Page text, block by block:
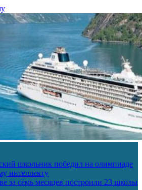
школьник победил на олимпиаде
интеллекту
за семь месяцев построили 23 школы